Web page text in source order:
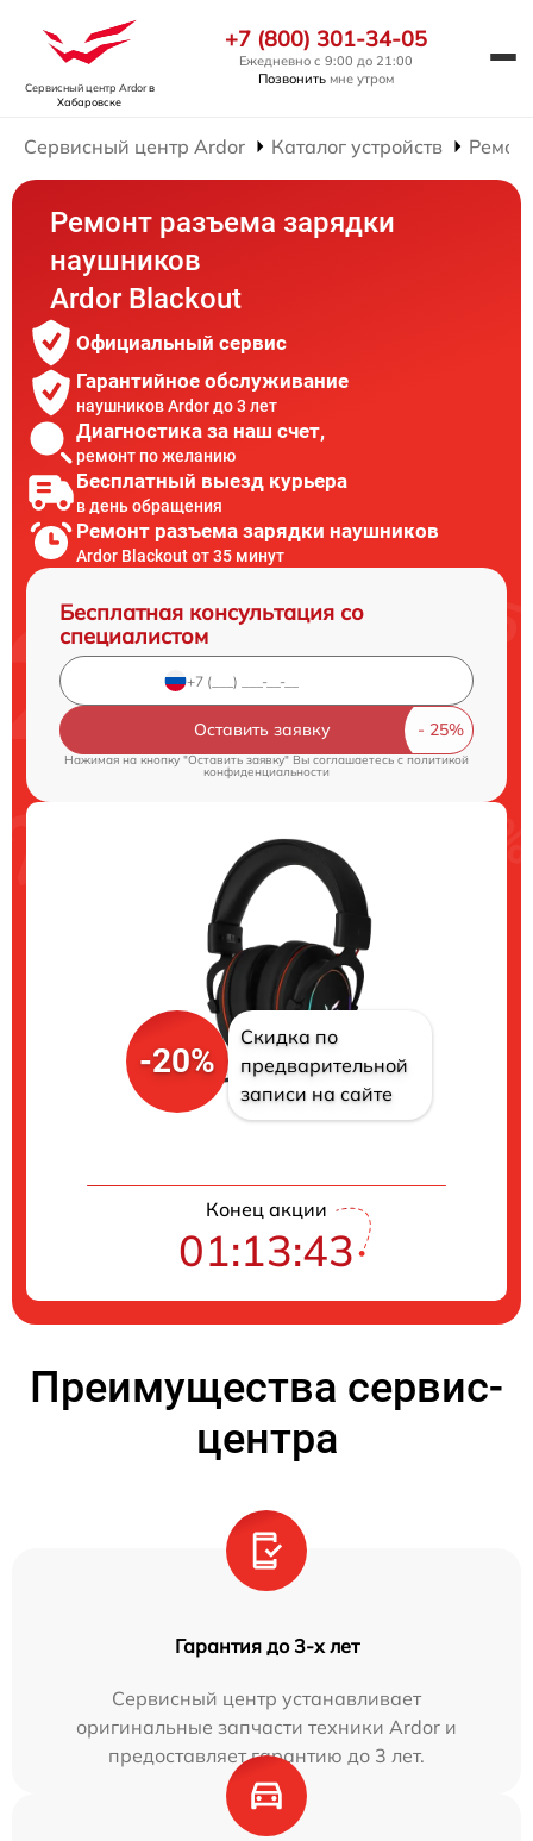
Сервисный центр Ardorв
Хабаровске
+7 (800) 301-34-05
Ежедневно с 9:00 до 21:00
Позвонить мне утром
Сервисный центр Ardor Каталог устройств
Ремонт разъема зарядки
наушников
Ardor Blackout
Официальный сервис
Гарантийное обслуживание
наушников Ardor до 3 лет
Диагностика за наш счет,
ремонт по желанию
Бесплатный выезд курьера
в день обращения
Ремонт разъема зарядки наушников
Ardor Blackout от 35 минут
Бесплатная консультация со
специалистом
Оставить заявку
Нажимая на кнопку "Оставить заявку" Вы соглашаетесь cполитикой
конфиденциальности
-20%
Скидка по
предварительной
записи на сайте
Конец акции
01:13:42
Преимущества сервис-
центра
Гарантия до 3-х лет
Сервисный центр устанавливает
оригинальные запчасти техники Ardor и
предоставляет гарантию до 3 лет.